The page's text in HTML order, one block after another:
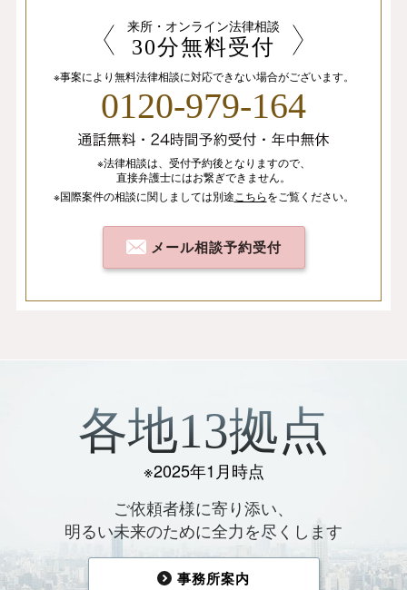
来所・オンライン法律相談
30分無料受付
※事案により無料法律相談に対応できない場合がございます。
0120-979-164
※法律相談は、 受付予約後となりますので、
直接弁護士にはお繋ぎできません。
※国際案件の相談に関しましては別途 こちらをご覧ください。
メール相談予約受付
各地13拠点
※2025年1月時点
ご依頼者様に寄り添い、
明るい未来のために全力を尽くします
事務所案内